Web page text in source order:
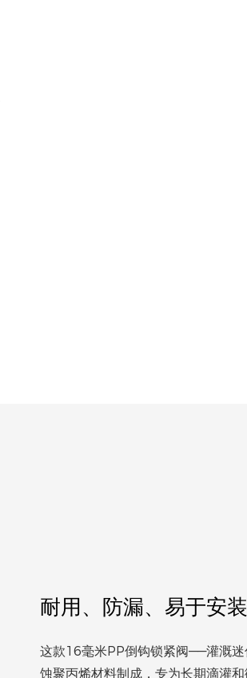
耐用、防漏、易于安装
这款16毫米PP倒钩锁紧阀——灌溉
蚀聚丙烯材料制成，专为长期滴灌